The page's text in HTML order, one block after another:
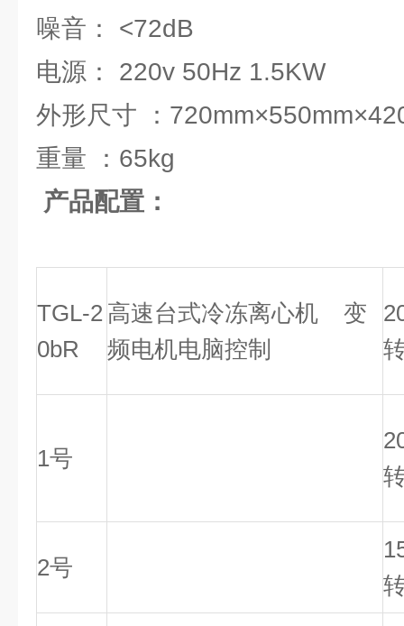
噪音： <72dB
电源： 220v 50Hz 1.5KW
外形尺寸 ：
重量 ：65kg
产品配置：
TGL-2
0bR
高速台式冷冻离心机 变
频电机电脑控制
1号
2号